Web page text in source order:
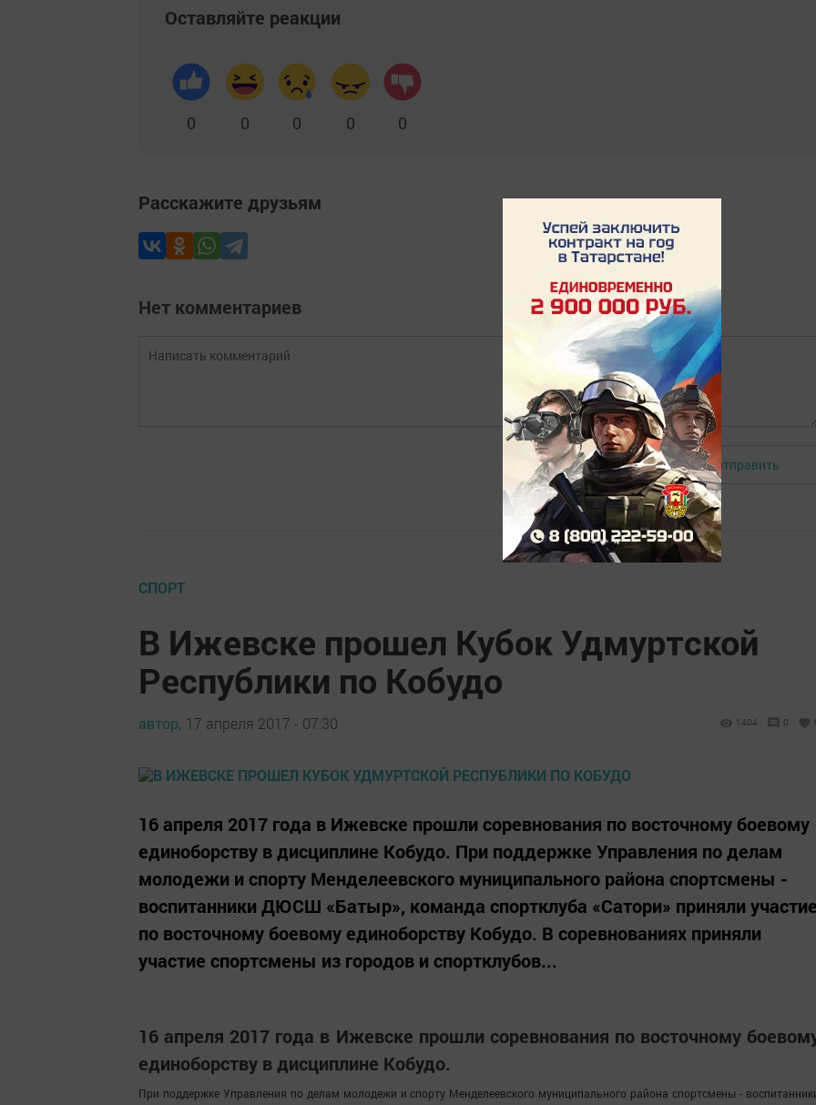
Оставляйте реакции
0 0 0 0 0
Расскажите друзьям
Нет комментариев
Авторизоваться Отправить
СПОРТ
В Ижевске прошел Кубок Удмуртской
Республики по Кобудо
автор, 17 апреля 2017 - 07:30 1404 0
16 апреля 2017 года в Ижевске прошли соревнования по восточному боевому
единоборству в дисциплине Кобудо. При поддержке Управления по делам
молодежи и спорту Менделеевского муниципального района спортсмены -
воспитанники ДЮСШ «Батыр», команда спортклуба «Сатори» приняли
по восточному боевому единоборству Кобудо. В соревнованиях приняли
участие спортсмены из городов и спортклубов...
16 апреля 2017 года в Ижевске прошли соревнования по восточному
единоборству в дисциплине Кобудо.
При поддержке Управления по делам молодежи и спорту Менделеевского муниципального района спортсмены -